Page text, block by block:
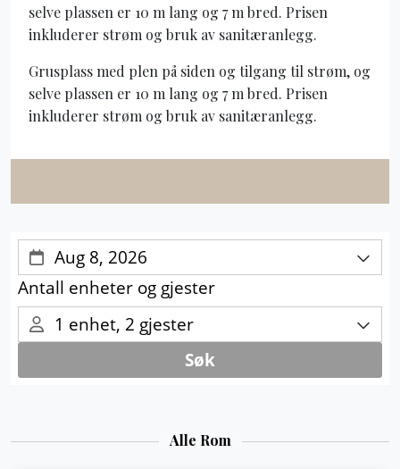
selve plassen er 10 m lang og 7 m bred. Prisen
inkluderer strøm og bruk av sanitæranlegg.
Grusplass med plen på siden og tilgang til strøm, og
selve plassen er 10 m lang og 7 m bred. Prisen
inkluderer strøm og bruk av sanitæranlegg.
Alle Rom